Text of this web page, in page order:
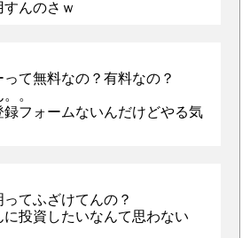
んのさｗ
て無料なの？有料なの？
。
録フォームないんだけどやる気
てふざけてんの？
投資したいなんて思わない